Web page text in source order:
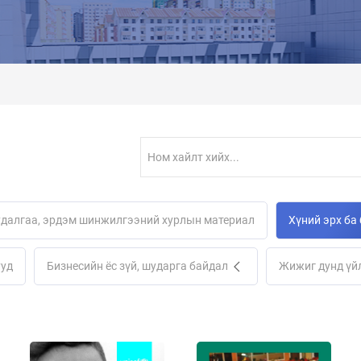
эрдэм шинжилгээний хурлын материал Хүний эрх ба
Бизнесийн ёс зүй, шударга байдал Жижиг дунд